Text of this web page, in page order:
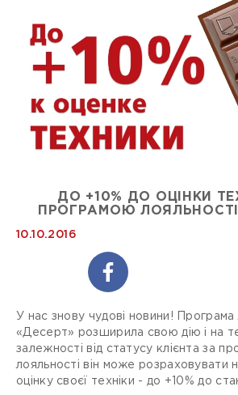
ДО +10% ДО ОЦІНКИ
ПРОГРАМОЮ ЛОЯЛЬНОСТІ
10.10.2016
У нас знову чудові новини! Програма
«Десерт» розширила свою дію і на
залежності від статусу клієнта за
лояльності він може розраховувати
оцінку своєї техніки - до +10% до